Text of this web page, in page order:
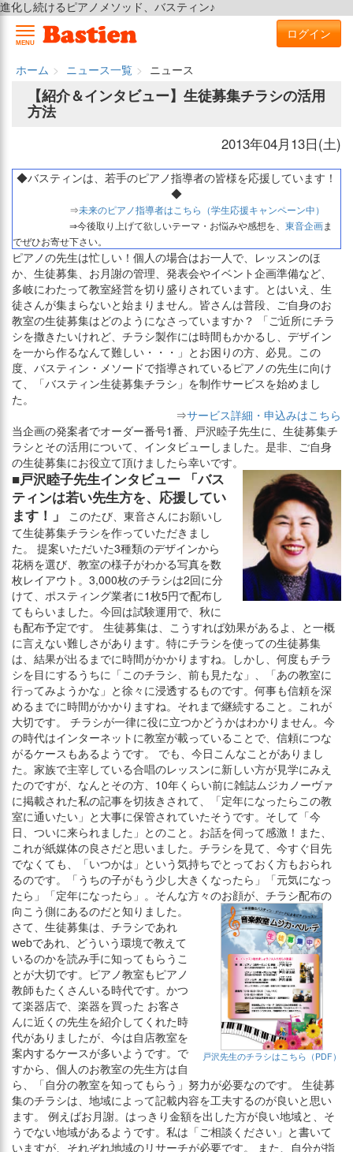
進化し続けるピアノメソッド、バスティン♪
MENU
ログイン
ホーム ニュース一覧
ニュース
【紹介＆インタビュー】生徒募集チラシの活用
方法
2013年04月13日(土)
◆バスティンは、若手のピアノ指導者の皆様を応援しています！
◆
⇒未来のピアノ指導者はこちら（学生応援キャンペーン中）
⇒今後取り上げて欲しいテーマ・お悩みや感想を、 東音企画ま
でぜひお寄せ下さい。
ピアノの先生は忙しい！個人の場合はお一人で、レッスンのほ
か、生徒募集、お月謝の管理、発表会やイベント企画準備など、
多岐にわたって教室経営を切り盛りされています。とはいえ、生
徒さんが集まらないと始まりません。皆さんは普段、ご自身のお
教室の生徒募集はどのようになさっていますか？ 「ご近所にチラ
シを撒きたいけれど、チラシ製作には時間もかかるし、デザイン
を一から作るなんて難しい・・・」とお困りの方、必見。この
度、バスティン・メソードで指導されているピアノの先生に向け
て、「バスティン生徒募集チラシ」を制作サービスを始めまし
た。
⇒サービス詳細・申込みはこちら
当企画の発案者でオーダー番号1番、戸沢睦子先生に、生徒募集チ
ラシとその活用について、インタビューしました。是非、ご自身
の生徒募集にお役立て頂けましたら幸いです。
■戸沢睦子先生インタビュー 「バス
ティンは若い先生方を、応援してい
ます！」
このたび、東音さんにお願いし
て生徒募集チラシを作っていただきまし
た。 提案いただいた3種類のデザインから
花柄を選び、教室の様子がわかる写真を数
枚レイアウト。3,000枚のチラシは2回に分
けて、ポスティング業者に1枚5円で配布し
てもらいました。今回は試験運用で、秋に
も配布予定です。 生徒募集は、こうすれば効果があるよ、と一概
に言えない難しさがあります。特にチラシを使っての生徒募集
は、結果が出るまでに時間がかかりますね。しかし、何度もチラ
シを目にするうちに「このチラシ、前も見たな」、「あの教室に
行ってみようかな」と徐々に浸透するものです。何事も信頼を深
めるまでに時間がかかりますね。それまで継続すること。これが
大切です。 チラシが一律に役に立つかどうかはわかりません。今
の時代はインターネットに教室が載っていることで、信頼につな
がるケースもあるようです。 でも、今日こんなことがありまし
た。家族で主宰している合唱のレッスンに新しい方が見学にみえ
たのですが、なんとその方、10年くらい前に雑誌ムジカノーヴァ
に掲載された私の記事を切抜きされて、「定年になったらこの教
室に通いたい」と大事に保管されていたそうです。そして「今
日、ついに来られました」とのこと。お話を伺って感激！また、
これが紙媒体の良さだと思いました。チラシを見て、今すぐ目先
でなくても、「いつかは」という気持ちでとっておく方もおられ
るのです。「うちの子がもう少し大きくなったら」「元気になっ
たら」「定年になったら」。そんな方々のお顔が、チラシ配布の
向こう側にあるのだと知りました。
戸沢先生のチラシはこちら（PDF）
さて、生徒募集は、チラシであれ
webであれ、どういう環境で教えて
いるのかを読み手に知ってもらうこ
とが大切です。ピアノ教室もピアノ
教師もたくさんいる時代です。かつ
て楽器店で、楽器を買った お客さ
んに近くの先生を紹介してくれた時
代がありましたが、今は自店教室を
案内するケースが多いようです。で
すから、個人のお教室の先生方は自
ら、「自分の教室を知ってもらう」努力が必要なのです。 生徒募
集のチラシは、地域によって記載内容を工夫するのが良いと思い
ます。 例えばお月謝。はっきり金額を出した方が良い地域と、そ
うでない地域があるようです。私は「ご相談ください」と書いて
いますが、それぞれ地域のリサーチが必要です。 また、自分が指